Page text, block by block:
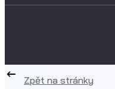
Zpět na stránky